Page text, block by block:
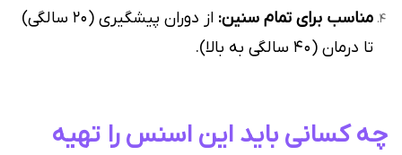
مناسب برای تمام سنین:
از دوران پیشگیری (۲۰ سالگی)
تا درمان (۴۰ سالگی به بالا).
چه کسانی باید این اسنس را تهیه